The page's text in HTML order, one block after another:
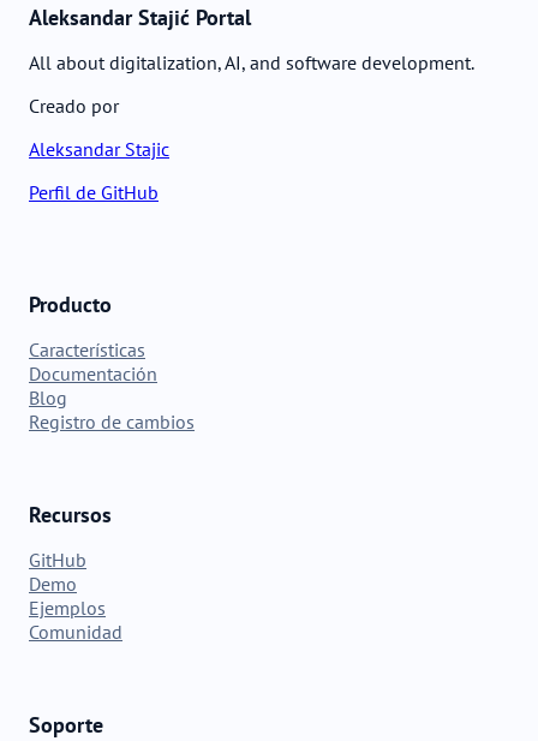
Aleksandar Stajić Portal
All about digitalization, AI, and software development.
Creado por
Aleksandar Stajic
Perfil de GitHub
Producto
Características
Documentación
Blog
Registro de cambios
Recursos
GitHub
Demo
Ejemplos
Comunidad
Soporte